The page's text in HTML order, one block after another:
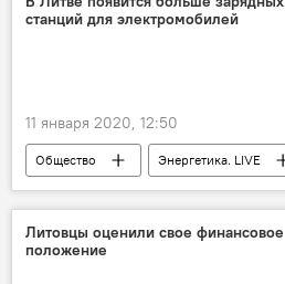
станций для электромобилей
11 января 2020, 12:50
Общество Энергетика. LIVE
электромобиль
Литовцы оценили свое финансовое
положение